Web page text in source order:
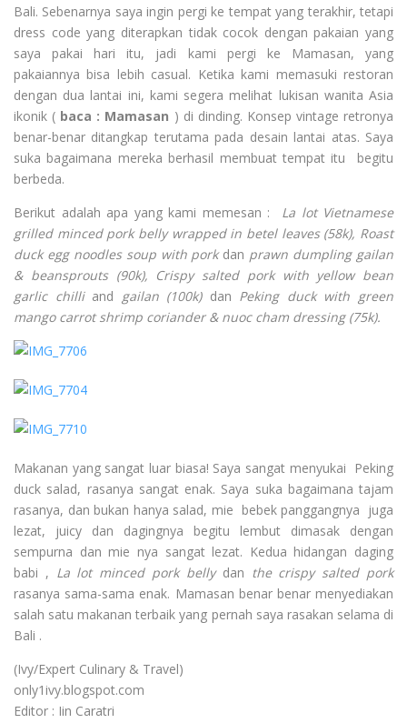
Bali. Sebenarnya saya ingin pergi ke tempat yang terakhir, tetapi
dress code yang diterapkan tidak cocok dengan pakaian yang
saya pakai hari itu, jadi kami pergi ke Mamasan, yang
pakaiannya bisa lebih casual. Ketika kami memasuki restoran
dengan dua lantai ini, kami segera melihat lukisan wanita Asia
ikonik ( baca : Mamasan ) di dinding. Konsep vintage retronya
benar-benar ditangkap terutama pada desain lantai atas. Saya
suka bagaimana mereka berhasil membuat tempat itu begitu
berbeda.
Berikut adalah apa yang kami memesan :
La lot Vietnamese
grilled minced pork belly wrapped in betel leaves (58k), Roast
duck egg noodles soup with porkdan prawn dumpling gailan
& beansprouts (90k), Crispy salted pork with yellow bean
garlic chilli and gailan (100k) dan Peking duck with green
mango carrot shrimp coriander & nuoc cham dressing (75k).
Makanan yang sangat luar biasa! Saya sangat menyukai Peking
duck salad, rasanya sangat enak. Saya suka bagaimana tajam
rasanya, dan bukan hanya salad, mie bebek panggangnya juga
lezat, juicy dan dagingnya begitu lembut dimasak dengan
sempurna dan mie nya sangat lezat. Kedua hidangan daging
babi , La lot minced pork bellydan the crispy salted pork
rasanya sama-sama enak. Mamasan benar benar menyediakan
salah satu makanan terbaik yang pernah saya rasakan selama di
Bali .
(Ivy/Expert Culinary & Travel)
only1ivy.blogspot.com
Editor : Iin Caratri